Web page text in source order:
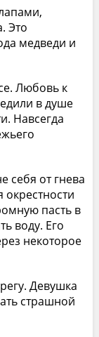
Это
медведи и
Любовь к
в душе
Навсегда
себя от гнева
окрестности
пасть в
воду. Его
некоторое
Девушка
страшной